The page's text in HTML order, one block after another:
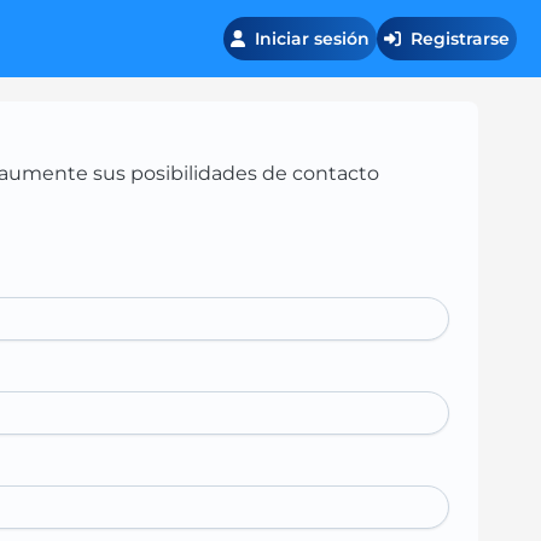
Iniciar sesión Registrarse
sus posibilidades de contacto